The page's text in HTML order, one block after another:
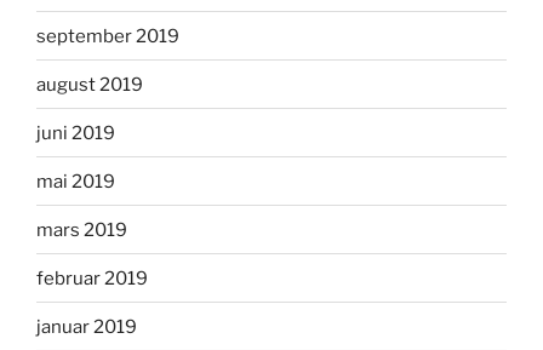
september 2019
august 2019
juni 2019
mai 2019
mars 2019
februar 2019
januar 2019